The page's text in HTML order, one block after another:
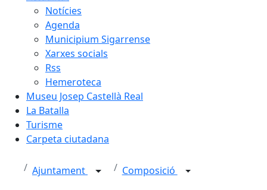
Notícies
Agenda
Municipium Sigarrense
Xarxes socials
Rss
Hemeroteca
Museu Josep Castellà Real
La Batalla
Turisme
Carpeta ciutadana
Ajuntament Composició